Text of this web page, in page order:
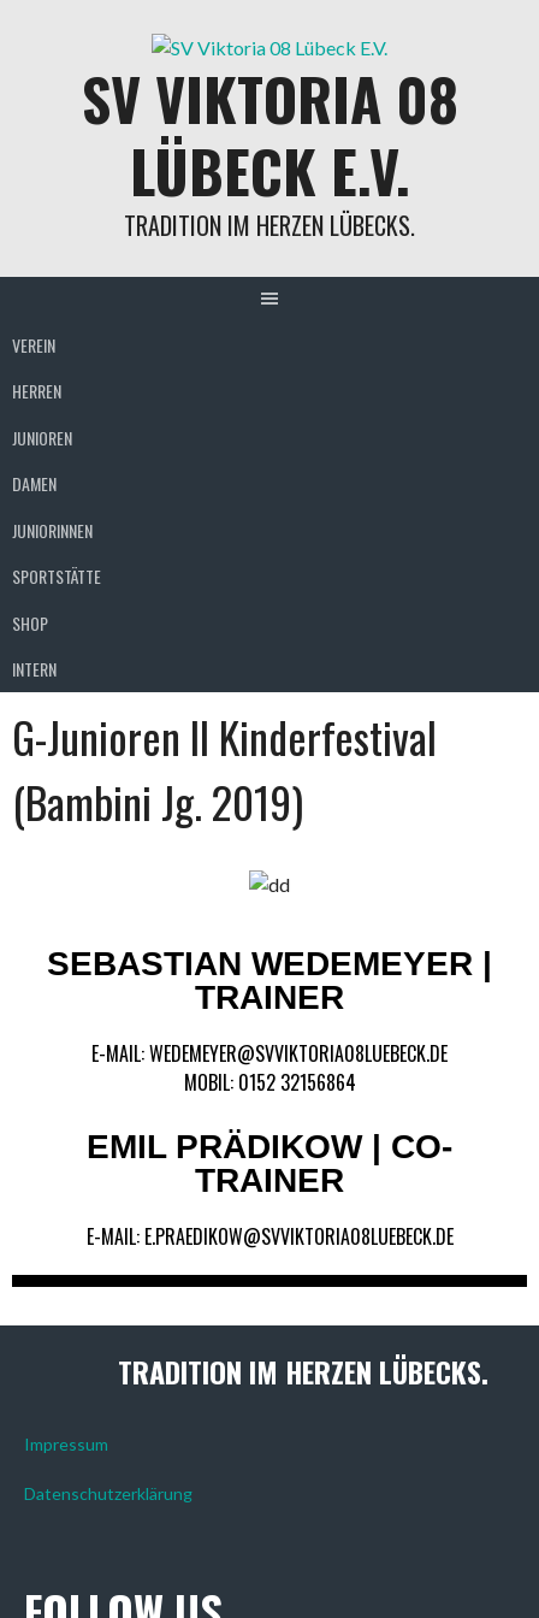
SV VIKTORIA 08
LÜBECK E.V.
TRADITION IM HERZEN LÜBECKS.
VEREIN
HERREN
JUNIOREN
DAMEN
JUNIORINNEN
SPORTSTÄTTE
SHOP
INTERN
G-Junioren II Kinderfestival
(Bambini Jg. 2019)
SEBASTIAN WEDEMEYER |
TRAINER
E-MAIL: WEDEMEYER@SVVIKTORIA08LUEBECK.DE
MOBIL: 0152 32156864
EMIL PRÄDIKOW | CO-
TRAINER
E-MAIL: E.PRAEDIKOW@SVVIKTORIA08LUEBECK.DE
TRADITION IM HERZEN LÜBECKS.
Impressum
Datenschutzerklärung